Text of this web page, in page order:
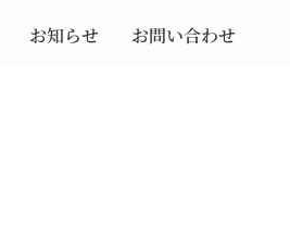
お知らせ お問い合わせ